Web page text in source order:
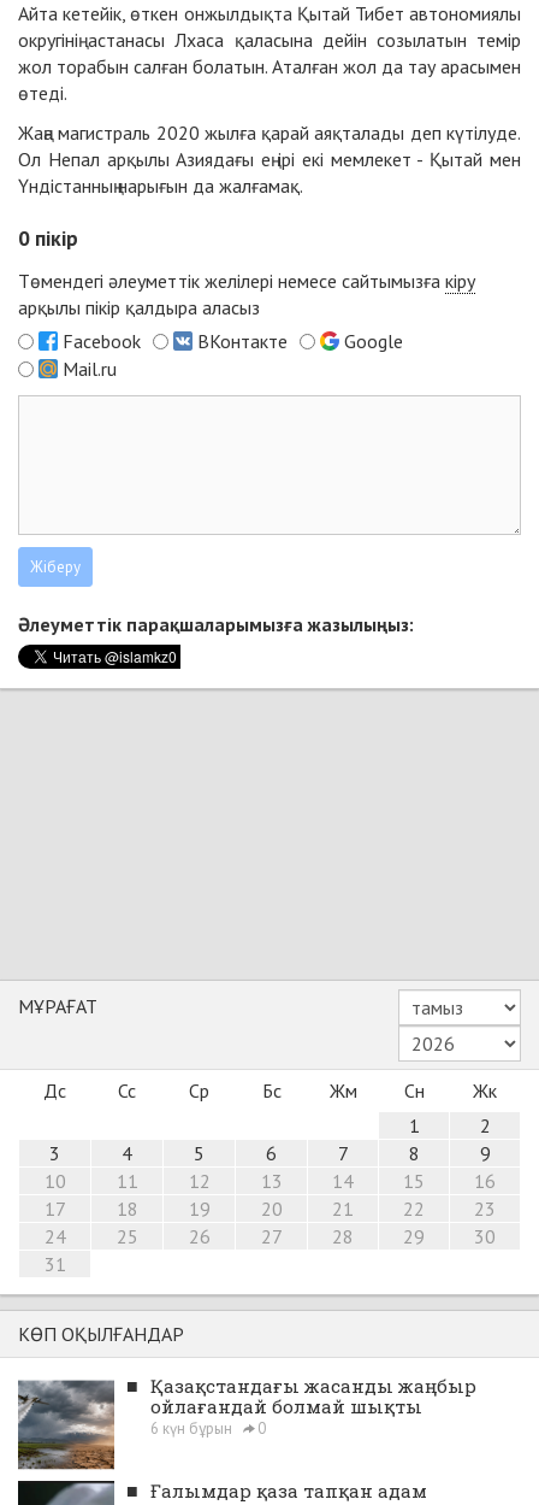
Айта кетейік, өткен онжылдықта Қытай Тибет автономиялы
округінің астанасы Лхаса қаласына дейін созылатын темір
жол торабын салған болатын. Аталған жол да тау арасымен
өтеді.
Жаңа магистраль 2020 жылға қарай аяқталады деп күтілуде.
Ол Непал арқылы Азиядағы ең ірі екі мемлекет - Қытай мен
Үндістанның нарығын да жалғамақ.
0 пікір
Төмендегі әлеуметтік желілері немесе сайтымызға кіру
арқылы пікір қалдыра аласыз
Facebook
ВКонтакте
Google
Mail.ru
Әлеуметтік парақшаларымызға жазылыңыз:
МҰРАҒАТ
Дс Сс Ср Бс Жм Сн
Жк
1
2
3
4 5 6 7 8
9
10
11 12 13 14 15
16
17
18 19 20 21 22
23
24
25 26 27 28 29
30
31
КӨП ОҚЫЛҒАНДАР
■ Қазақстандағы жасанды жаңбыр
ойлағандай болмай шықты
6 күн бұрын 0
■ Ғалымдар қаза тапқан адам